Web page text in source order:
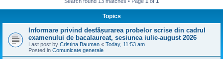
Topics
Informare privind desfășurarea probelor scrise din cadrul
examenului de bacalaureat, sesiunea iulie-august 2026
Last post by Cristina Bauman « Today, 11:53 am
Posted in Comunicate generale